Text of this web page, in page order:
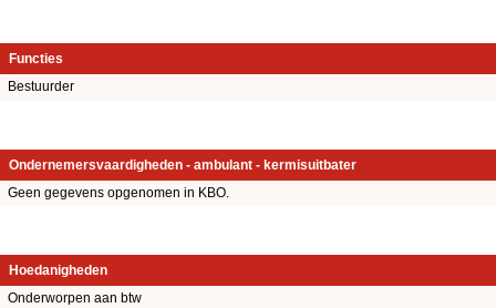
Functies
Bestuurder
Ondernemersvaardigheden - ambulant - kermisuitbater
Geen gegevens opgenomen in KBO.
Hoedanigheden
Onderworpen aan btw